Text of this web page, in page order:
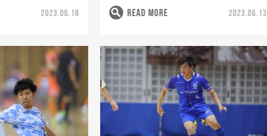
2023.06.18 READ MORE 2023.06.13